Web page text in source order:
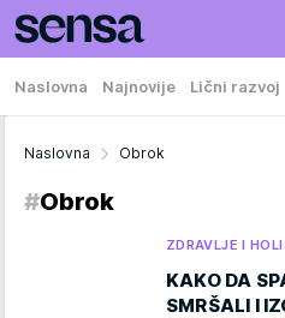
Naslovna Najnovije Lični razvoj
Naslovna Obrok
#Obrok
ZDRAVLJE I
KAKO DA
SMRŠALI I